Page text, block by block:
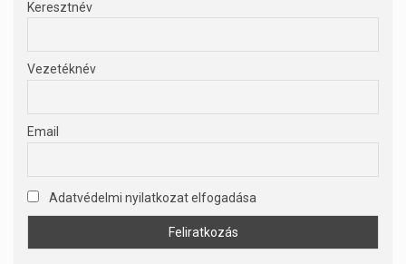
Keresztnév
Vezetéknév
Email
Adatvédelmi nyilatkozat elfogadása